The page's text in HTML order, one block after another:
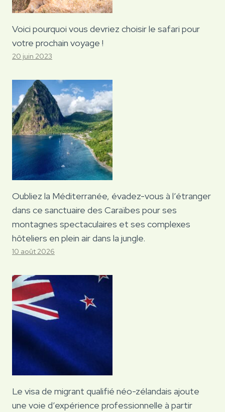
Voici pourquoi vous devriez choisir le safari pour
votre prochain voyage !
20 juin 2023
Oubliez la Méditerranée, évadez-vous à l’étranger
dans ce sanctuaire des Caraïbes pour ses
montagnes spectaculaires et ses complexes
hôteliers en plein air dans la jungle.
10 août 2026
Le visa de migrant qualifié néo-zélandais ajoute
une voie d’expérience professionnelle à partir